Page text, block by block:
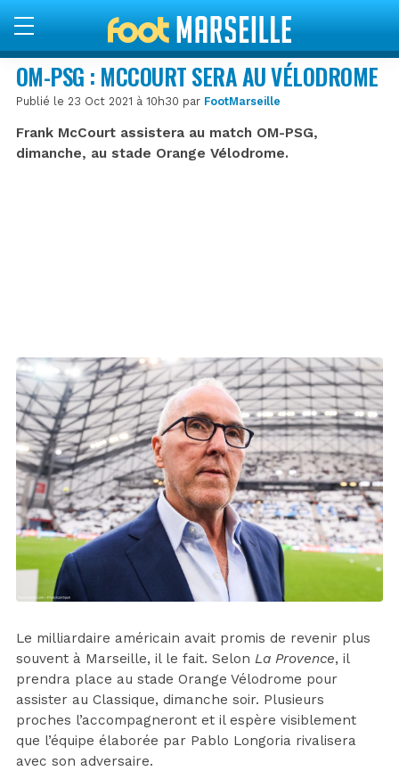
OM-PSG : MCCOURT SERA AU VÉLODROME
Publié le 23 Oct 2021 à 10h30 par FootMarseille
Frank McCourt assistera au match OM-PSG,
dimanche, au stade Orange Vélodrome.
Le milliardaire américain avait promis de revenir plus
souvent à Marseille, il le fait. Selon La Provence, il
prendra place au stade Orange Vélodrome pour
assister au Classique, dimanche soir. Plusieurs
proches l’accompagneront et il espère visiblement
que l’équipe élaborée par Pablo Longoria rivalisera
avec son adversaire.